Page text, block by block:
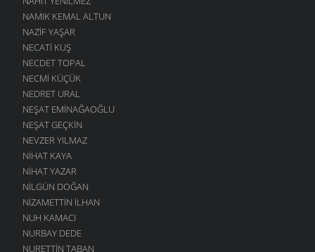
NAMIK KEMAL ALTUN
NAZIF YAŞAR
NECATI KUŞ
NECDET TOPAL
NECMI KÜÇÜK
NEDRET URAL
NEŞAT EMINAĞAOĞLU
NEŞAT GEÇKIN
NEVZER YILMAZ
NIHAT KAYA
NIHAT YAZAR
NILGÜN DOĞAN
NIZAMETTIN İLHAN
NUH KAMACI
NURBAY DEDE
NURETTIN TABAN